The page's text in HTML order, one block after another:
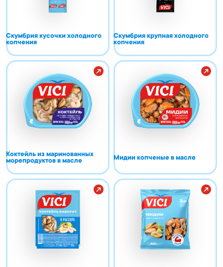
Скумбрия кусочки холодного
копчения
Скумбрия крупная холодного
копчения
Коктейль из маринованных
морепродуктов в масле
Мидии копченые в масле